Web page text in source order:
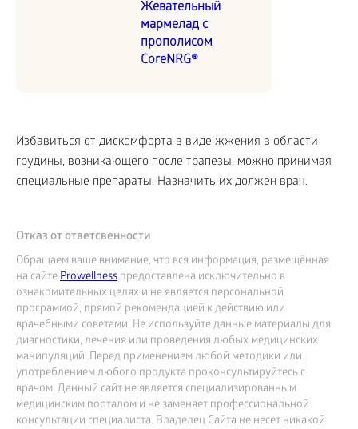
Жевательный
мармелад с
прополисом
CoreNRG®
Избавиться от дискомфорта в виде жжения в области
грудины, возникающего после трапезы, можно принимая
специальные препараты. Назначить их должен врач.
Отказ от ответсвенности
Обращаем ваше внимание, что вся информация, размещённая
на сайтеProwellness предоставлена исключительно в
ознакомительных целях и не является персональной
программой, прямой рекомендацией к действию или
врачебными советами. Не используйте данные материалы для
диагностики, лечения или проведения любых медицинских
манипуляций. Перед применением любой методики или
употреблением любого продукта проконсультируйтесь с
врачом. Данный сайт не является специализированным
медицинским порталом и не заменяет профессиональной
консультации специалиста. Владелец Сайта не несет никакой